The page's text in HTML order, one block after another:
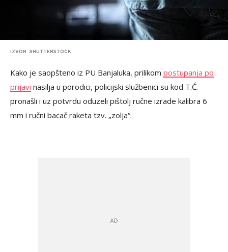
IZVOR: SHUTTERSTOCK
Kako je saopšteno iz PU Banjaluka, prilikom postupanja po
prijavi nasilja u porodici, policijski službenici su kod T.Ć.
pronašli i uz potvrdu oduzeli pištolj ručne izrade kalibra 6
mm i ručni bacač raketa tzv. „zolja“.